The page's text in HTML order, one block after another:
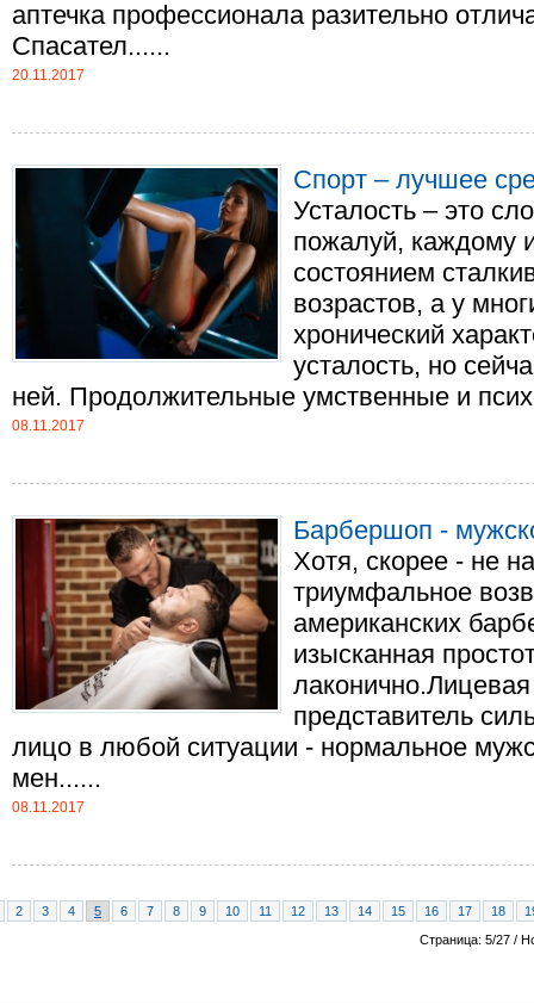
аптечка профессионала разительно
Спасател......
20.11.2017
Спорт – лучшее
Усталость – это
пожалуй, каждому
состоянием
возрастов, а у
хронический
усталость, но
ней. Продолжительные умственные и
08.11.2017
Барбершоп -
Хотя, скорее - не
триумфальное
американских
изысканная
представитель
лицо в любой ситуации - нормальное
мен......
08.11.2017
2 3 4 5 6 7 8 9 10 11 12 13 14 15 16 17 18
Страница: 5/27 /